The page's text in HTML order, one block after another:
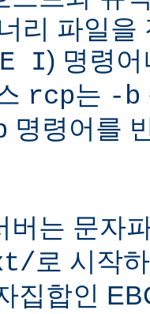
리 파일을
I) 명령
rcp는 -b
명령어를
버는 문자
로 시작
집합인